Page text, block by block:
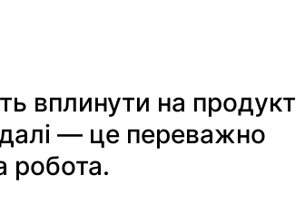
вплинути на продукт
— це переважно
робота.